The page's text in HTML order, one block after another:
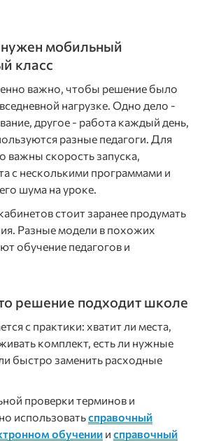
мобильный
класс
важно, чтобы решение было
нагрузке. Одно дело -
другое - работа каждый день,
разные педагоги. Для
важны скорость запуска,
с несколькими программами и
шума на уроке.
стоит заранее продумать
Разные модели в похожих
обучение педагогов и
решение подходит школе
с практики: хватит ли места,
комплект, есть ли нужные
быстро заменить расходные
проверки терминов и
использоватьсправочный
обучении и справочный